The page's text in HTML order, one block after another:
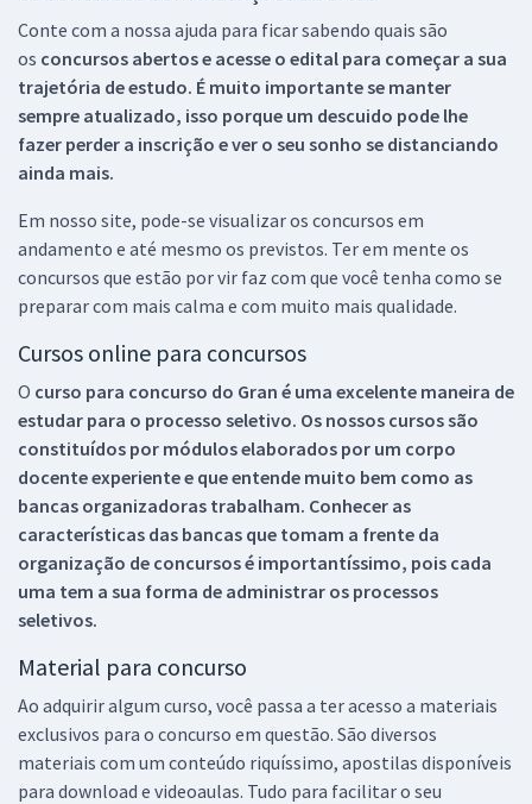
Conte com a nossa ajuda para ficar sabendo quais são
os concursos abertos e acesse o edital para começar a sua
trajetória de estudo. É muito importante se manter
sempre atualizado, isso porque um descuido pode lhe
fazer perder a inscrição e ver o seu sonho se distanciando
ainda mais.
Em nosso site, pode-se visualizar os concursos em
andamento e até mesmo os previstos. Ter em mente os
concursos que estão por vir faz com que você tenha como se
preparar com mais calma e com muito mais qualidade.
Cursos online para concursos
O curso para concurso do Gran é uma excelente maneira de
estudar para o processo seletivo. Os nossos cursos são
constituídos por módulos elaborados por um corpo
docente experiente e que entende muito bem como as
bancas organizadoras trabalham. Conhecer as
características das bancas que tomam a frente da
organização de concursos é importantíssimo, pois cada
uma tem a sua forma de administrar os processos
seletivos.
Material para concurso
Ao adquirir algum curso, você passa a ter acesso a materiais
exclusivos para o concurso em questão. São diversos
materiais com um conteúdo riquíssimo, apostilas disponíveis
para download e videoaulas. Tudo para facilitar o seu